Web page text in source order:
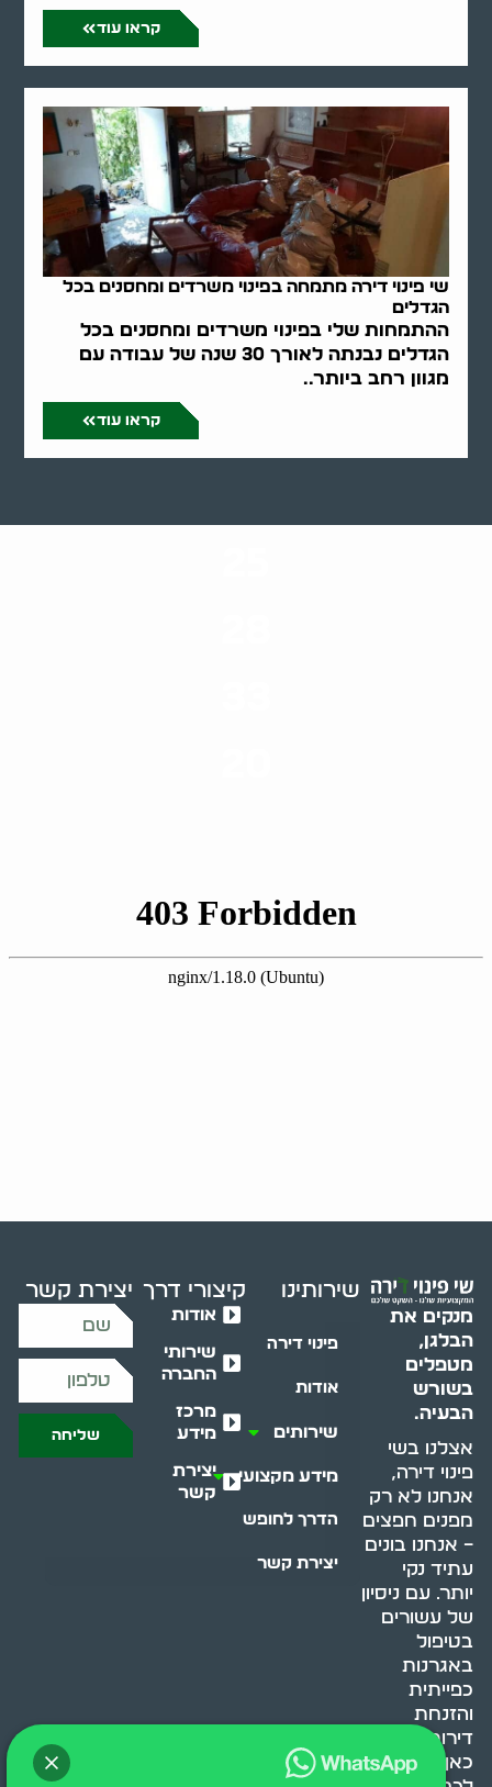
קראו עוד
שי פינוי דירה מתמחה בפינוי משרדים ומחסנים בכל
הגדלים
ההתמחות שלי בפינוי משרדים ומחסנים בכל
הגדלים נבנתה לאורך 30 שנה של עבודה עם
מגוון רחב ביותר..
קראו עוד
מנקים את
הבלגן,
מטפלים
בשורש
הבעיה.
אצלנו בשי
פינוי דירה,
אנחנו לא רק
מפנים חפצים
– אנחנו בונים
עתיד נקי
יותר. עם ניסיון
של עשורים
בטיפול
באגרנות
כפייתית
והזנחת
דירות, אנחנו
כאן כדי לעזור
שירותינו
פינוי דירה
אודות
שירותים
מידע מקצועי
הדרך לחופש
יצירת קשר
קיצורי דרך
אודות
שירותי
החברה
מרכז
מידע
יצירת
קשר
יצירת קשר
שליחה